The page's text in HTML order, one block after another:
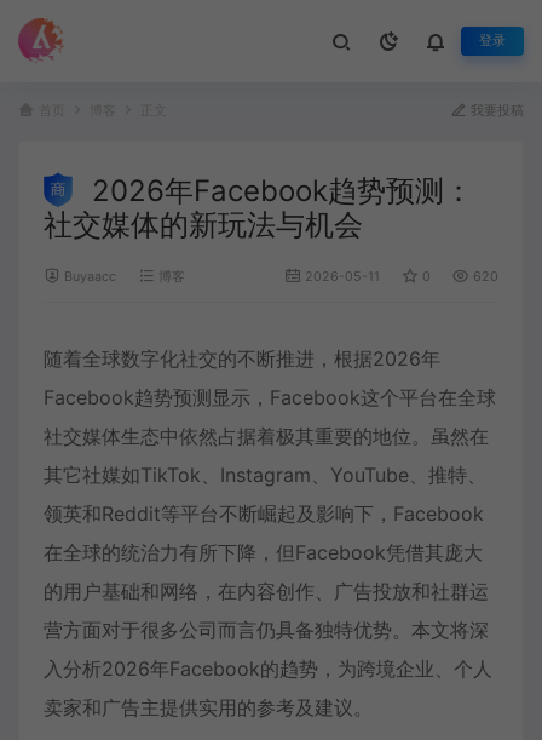
登录
我要投稿
2026年Facebook趋势预测：
社交媒体的新玩法与机会
Buyaacc 博客 2026-05-11 0 620
随着全球数字化社交的不断推进，根据2026年
Facebook趋势预测显示，Facebook这个平台在全球
社交媒体生态中依然占据着极其重要的地位。虽然在
其它社媒如TikTok、Instagram、YouTube、推特、
领英和Reddit等平台不断崛起及影响下，Facebook
在全球的统治力有所下降，但Facebook凭借其庞大
的用户基础和网络，在内容创作、广告投放和社群运
营方面对于很多公司而言仍具备独特优势。本文将深
入分析2026年Facebook的趋势，为跨境企业、个人
卖家和广告主提供实用的参考及建议。